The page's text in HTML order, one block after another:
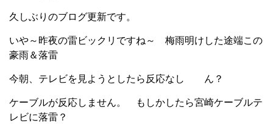
久しぶりのブログ更新です。
いや～昨夜の雷ビックリですね～ 梅雨明けした途端この
豪雨＆落雷
今朝、テレビを見ようとしたら反応なし ん？
ケーブルが反応しません。 もしかしたら宮崎ケーブルテ
レビに落雷？